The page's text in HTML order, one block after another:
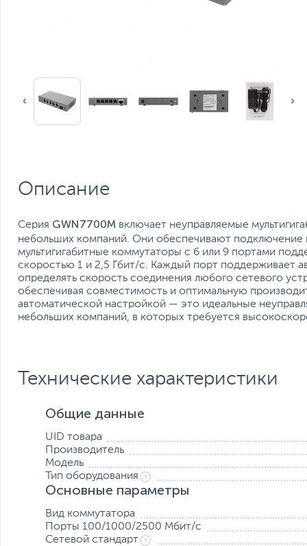
Описание
Серия GWN7700M включает неуправляемые
небольших компаний. Они обеспечивают
мультигигабитные коммутаторы с 6 или 9 портами
скоростью 1 и 2,5 Гбит/с. Каждый порт поддерживает
определять скорость соединения любого сетевого
обеспечивая совместимость и оптимальную
автоматической настройкой — это идеальные
небольших компаний, в которых требуется
Технические характеристики
Общие данные
UID товара
Производитель
Модель
Тип оборудования
Основные параметры
Вид коммутатора
Порты 100/1000/2500 Мбит/с
Сетевой стандарт